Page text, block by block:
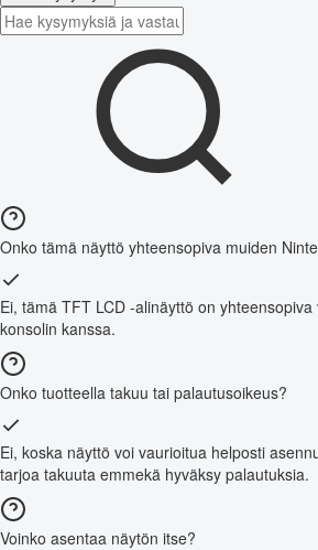
Onko tämä näyttö yhteensopiva muiden
Ei, tämä TFT LCD -alinäyttö on
konsolin kanssa.
Onko tuotteella takuu tai palautusoikeus?
Ei, koska näyttö voi vaurioitua helposti
tarjoa takuuta emmekä hyväksy palautuksia.
Voinko asentaa näytön itse?